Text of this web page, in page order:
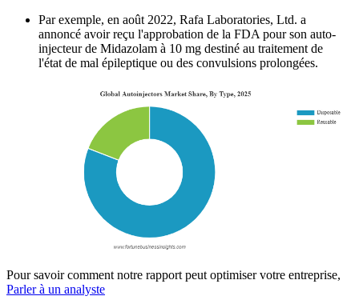
Par exemple, en août 2022, Rafa Laboratories, Ltd. a
annoncé avoir reçu l'approbation de la FDA pour son auto-
injecteur de Midazolam à 10 mg destiné au traitement de
l'état de mal épileptique ou des convulsions prolongées.
Pour savoir comment notre rapport peut optimiser votre entreprise,
Parler à un analyste